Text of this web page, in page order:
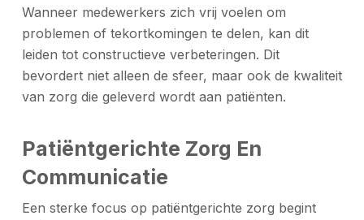
Wanneer medewerkers zich vrij voelen om
problemen of tekortkomingen te delen, kan dit
leiden tot constructieve verbeteringen. Dit
bevordert niet alleen de sfeer, maar ook de kwaliteit
van zorg die geleverd wordt aan patiënten.
Patiëntgerichte Zorg En
Communicatie
Een sterke focus op patiëntgerichte zorg begint